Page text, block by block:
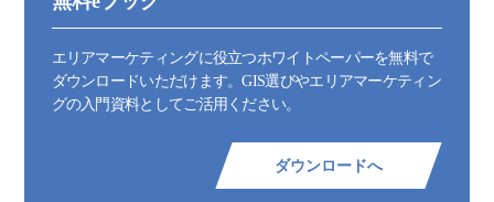
エリアマーケティングに役立つホワイトペーパーを無料で
ダウンロードいただけます。GIS選びやエリアマーケティン
グの入門資料としてご活用ください。
ダウンロードへ